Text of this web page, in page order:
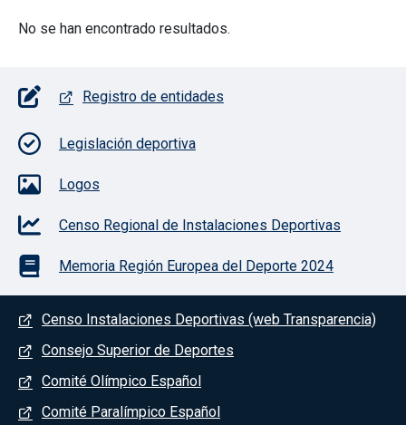
No se han encontrado resultados.
Pie de página con iconos
Registro de entidades
Legislación deportiva
Logos
Censo Regional de Instalaciones Deportivas
Memoria Región Europea del Deporte 2024
Menú del pie
Censo Instalaciones Deportivas (web Transparencia)
Consejo Superior de Deportes
Comité Olímpico Español
Comité Paralímpico Español